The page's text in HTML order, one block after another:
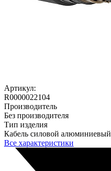
Артикул:
R0000022104
Производитель
Без производителя
Тип изделия
Кабель силовой алюминиевый
Все характеристики